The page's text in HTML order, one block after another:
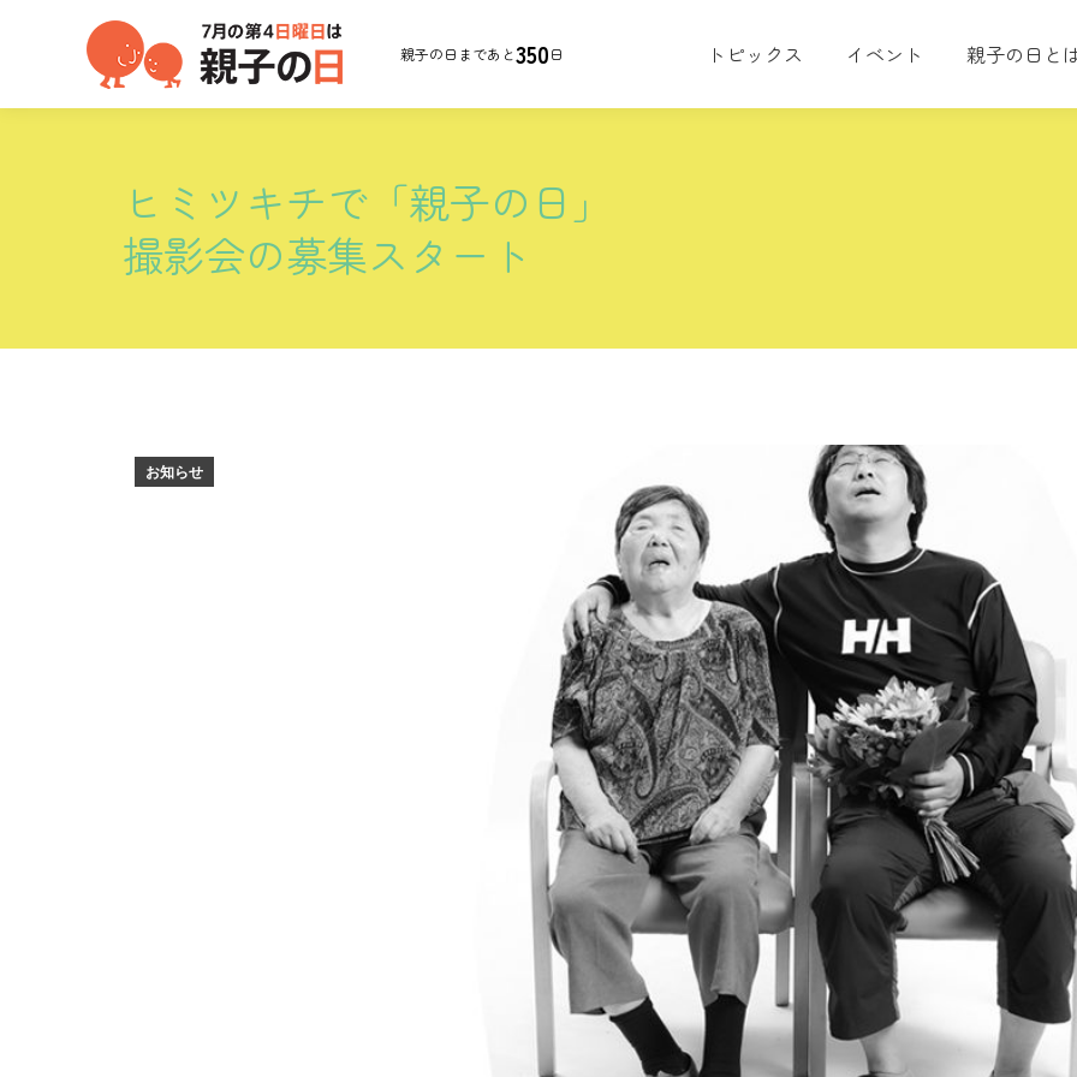
親子の日まであと350日 トピックス イベント 親子の日と
ヒミツキチで「親子の日」
撮影会の募集スタート
お知らせ